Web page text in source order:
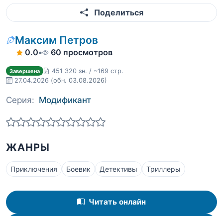
Поделиться
Максим Петров
0.0• 60 просмотров
Завершена
451 320 зн. / ~169 стр.
27.04.2026 (обн. 03.08.2026)
Серия: Модификант
ЖАНРЫ
Приключения Боевик Детективы Триллеры
Читать онлайн